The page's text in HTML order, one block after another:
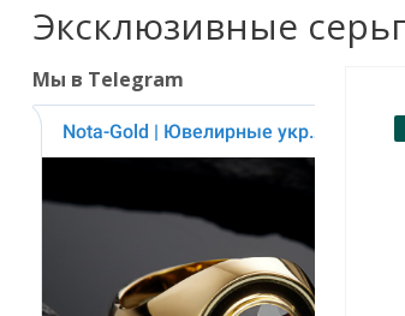
Эксклюзивные
Мы в Telegram